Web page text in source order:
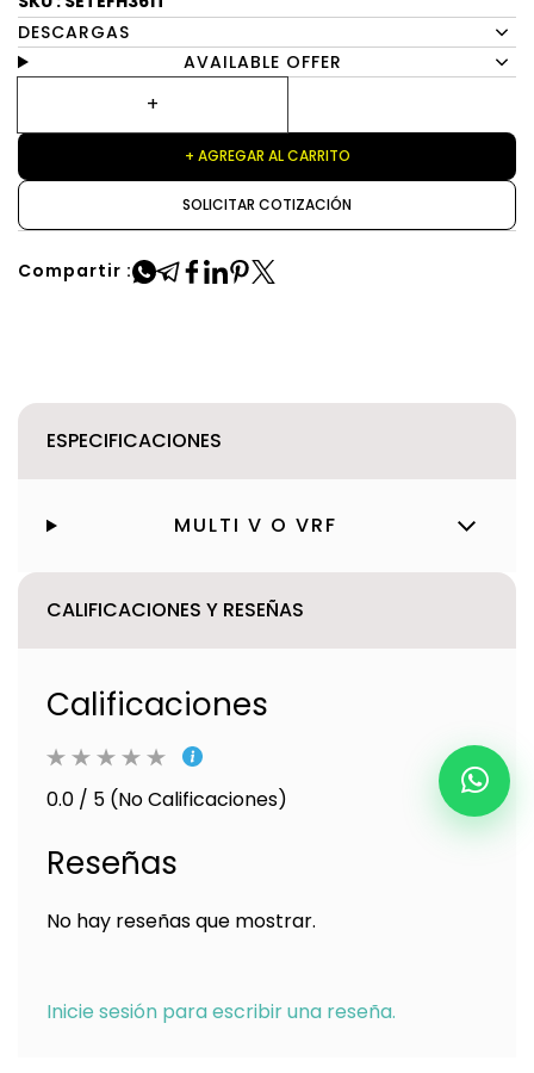
DESCARGAS
AVAILABLE OFFER
+ AGREGAR AL CARRITO
SOLICITAR COTIZACIÓN
Compartir :
ESPECIFICACIONES
MULTI V O VRF
CALIFICACIONES Y RESEÑAS
Calificaciones
0.0 / 5 (No Calificaciones)
Reseñas
No hay reseñas que mostrar.
Inicie sesión para escribir una reseña.